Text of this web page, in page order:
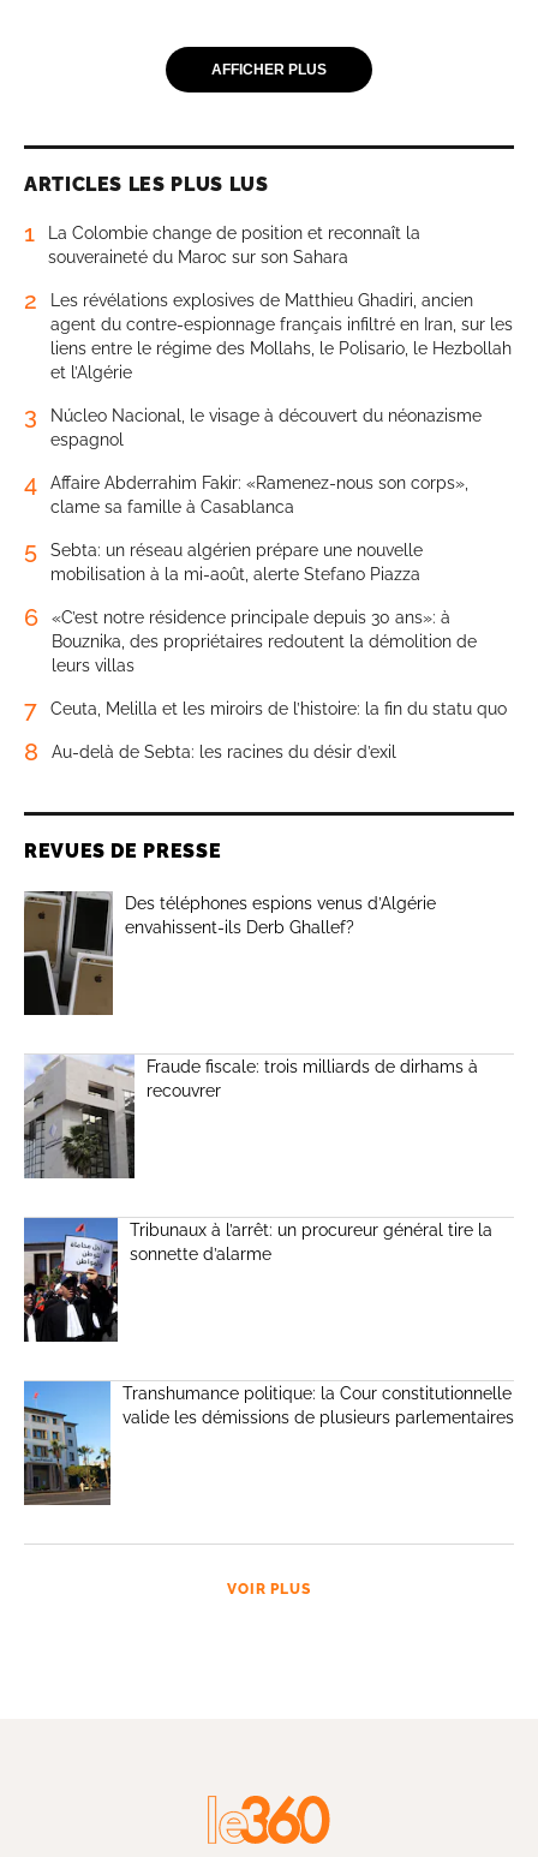
AFFICHER PLUS
ARTICLES LES PLUS LUS
1
La Colombie change de position et reconnaît la
souveraineté du Maroc sur son Sahara
2
Les révélations explosives de Matthieu Ghadiri, ancien
agent du contre-espionnage français infiltré en Iran, sur les
liens entre le régime des Mollahs, le Polisario, le Hezbollah
et l’Algérie
3
Núcleo Nacional, le visage à découvert du néonazisme
espagnol
4
Affaire Abderrahim Fakir: «Ramenez-nous son corps»,
clame sa famille à Casablanca
5
Sebta: un réseau algérien prépare une nouvelle
mobilisation à la mi-août, alerte Stefano Piazza
6
«C’est notre résidence principale depuis 30 ans»: à
Bouznika, des propriétaires redoutent la démolition de
leurs villas
7 Ceuta, Melilla et les miroirs de l’histoire: la fin du statu quo
8 Au-delà de Sebta: les racines du désir d’exil
REVUES DE PRESSE
Des téléphones espions venus d’Algérie
envahissent-ils Derb Ghallef?
Fraude fiscale: trois milliards de dirhams à
recouvrer
Tribunaux à l’arrêt: un procureur général tire la
sonnette d’alarme
Transhumance politique: la Cour constitutionnelle
valide les démissions de plusieurs parlementaires
VOIR PLUS